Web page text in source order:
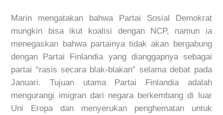
Marin mengatakan bahwa Partai Sosial Demokrat
mungkin bisa ikut koalisi dengan NCP, namun ia
menegaskan bahwa partainya tidak akan bergabung
dengan Partai Finlandia yang dianggapnya sebagai
partai “rasis secara blak-blakan” selama debat pada
Januari. Tujuan utama Partai Finlandia adalah
mengurangi imigran dari negara berkembang di luar
Uni Eropa dan menyerukan penghematan untuk